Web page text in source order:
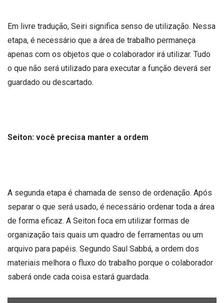
Em livre tradução, Seiri significa senso de utilização. Nessa
etapa, é necessário que a área de trabalho permaneça
apenas com os objetos que o colaborador irá utilizar. Tudo
o que não será utilizado para executar a função deverá ser
guardado ou descartado.
Seiton: você precisa manter a ordem
A segunda etapa é chamada de senso de ordenação. Após
separar o que será usado, é necessário ordenar toda a área
de forma eficaz. A Seiton foca em utilizar formas de
organização tais quais um quadro de ferramentas ou um
arquivo para papéis. Segundo Saul Sabbá, a ordem dos
materiais melhora o fluxo do trabalho porque o colaborador
saberá onde cada coisa estará guardada.